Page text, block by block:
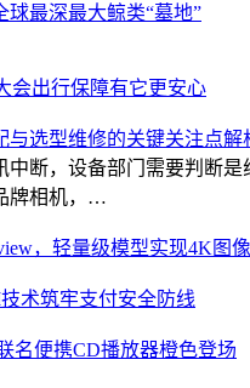
最深最大鲸类“墓地”
会出行保障有它更安心
与选型维修的关键关注点解
断，设备部门需要判断
牌相机，…
，轻量级模型实现4K图
术筑牢支付安全防线
名便携CD播放器橙色登场